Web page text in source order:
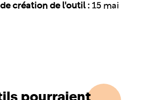
de création de l'outil : 15 mai